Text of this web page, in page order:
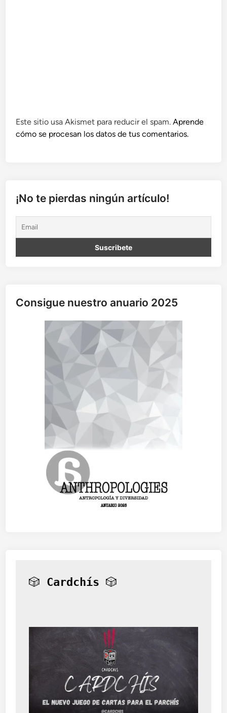
Este sitio usa Akismet para reducir el spam.Aprende
cómo se procesan los datos de tus comentarios.
¡No te pierdas ningún artículo!
Consigue nuestro anuario 2025
🎲 Cardchís 🎲